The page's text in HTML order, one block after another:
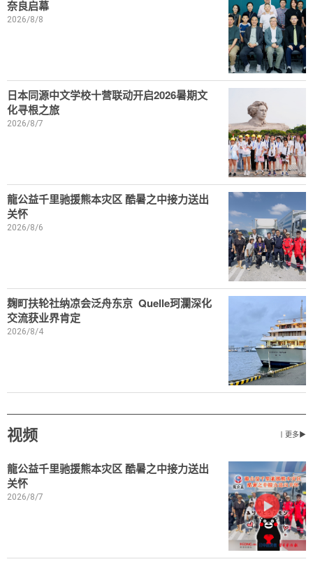
奈良启幕
2026/8/8
日本同源中文学校十营联动开启2026暑期文
化寻根之旅
2026/8/7
龍公益千里驰援熊本灾区 酷暑之中接力送出
关怀
2026/8/6
麹町扶轮社纳凉会泛舟东京 Quelle珂瀾深化
交流获业界肯定
2026/8/4
视频 丨更多▶
龍公益千里驰援熊本灾区 酷暑之中接力送出
关怀
2026/8/7